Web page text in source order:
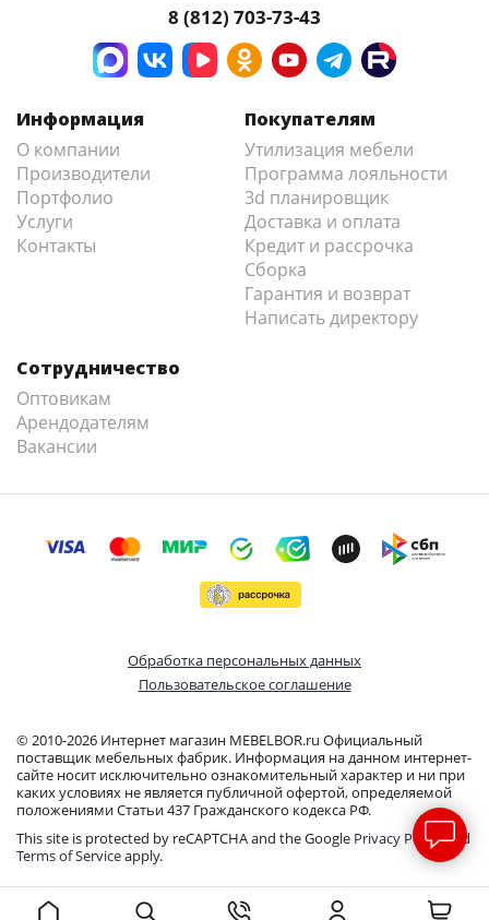
8 (812) 703-73-43
Информация
О компании
Производители
Портфолио
Услуги
Контакты
Покупателям
Утилизация мебели
Программа лояльности
3d планировщик
Доставка и оплата
Кредит и рассрочка
Сборка
Гарантия и возврат
Написать директору
Сотрудничество
Оптовикам
Арендодателям
Вакансии
© 2010-2026 Интернет магазин MEBELBOR.ru Официальный
поставщик мебельных фабрик. Информация на данном интернет-
сайте носит исключительно ознакомительный характер и ни при
каких условиях не является публичной офертой, определяемой
положениями Статьи 437 Гражданского кодекса РФ.
This site is protected by reCAPTCHA and the Google Privacy Policyand
Terms of Serviceapply.
Обработка персональных данных
Пользовательское соглашение